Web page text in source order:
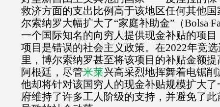
救济方面的支出比例高于该地区任何其他
尔索纳罗大幅扩大了“家庭补助金”（Bolsa
一个国际知名的向穷人提供现金补贴的项
项目是错误的社会主义政策。在2022年竞
里，博尔索纳罗甚至将该项目的补贴金额提
阿根廷，尽管米莱兴高采烈地挥舞着电锯
他却将针对该国穷人的现金补贴规模扩大
府维持了许多工人阶级的支持，并避免了